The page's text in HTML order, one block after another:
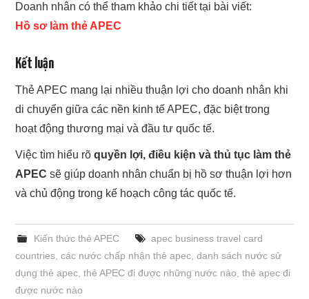
Doanh nhân có thể tham khảo chi tiết tại bài viết:
Hồ sơ làm thẻ APEC
Kết luận
Thẻ APEC mang lại nhiều thuận lợi cho doanh nhân khi
di chuyển giữa các nền kinh tế APEC, đặc biệt trong
hoạt động thương mại và đầu tư quốc tế.
Việc tìm hiểu rõquyền lợi, điều kiện và thủ tục làm thẻ
APEC sẽ giúp doanh nhân chuẩn bị hồ sơ thuận lợi hơn
và chủ động trong kế hoạch công tác quốc tế.
Kiến thức thẻ APEC
apec business travel card
countries ,các nước chấp nhận thẻ apec ,danh sách nước sử
dụng thẻ apec ,thẻ APEC đi được những nước nào ,thẻ apec đi
được nước nào